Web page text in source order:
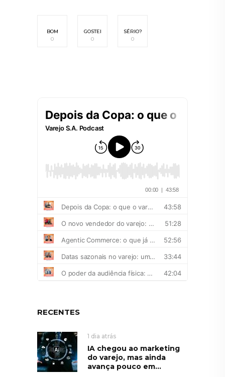
BOM
0
GOSTEI
0
SÉRIO?
0
RECENTES
1 dia atrás
IA chegou ao marketing
do varejo, mas ainda
avança pouco em...